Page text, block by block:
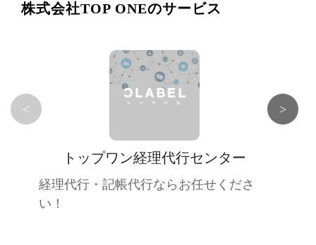
株式会社TOP ONEのサービス
トップワン経理代行センター
経理代行・記帳代行ならお任せくださ
い！
< >